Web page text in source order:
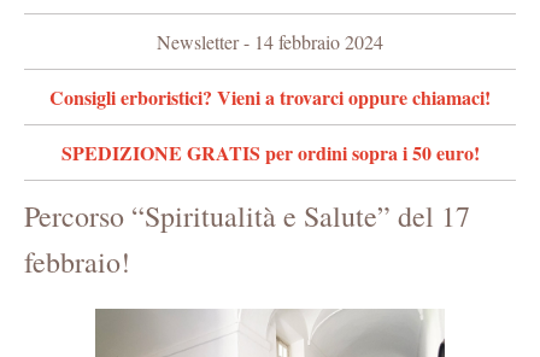
Newsletter - 14 febbraio 2024
Consigli erboristici? Vieni a trovarci oppure chiamaci!
SPEDIZIONE GRATIS per ordini sopra i 50 euro!
Percorso “Spiritualità e Salute” del 17
febbraio!